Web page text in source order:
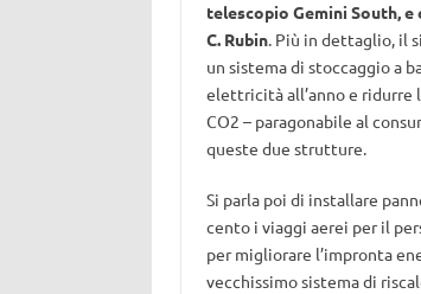
telescopio Gemini South,
C. Rubin. Più in dettaglio, il
un sistema di stoccaggio a
elettricità all’anno e ridurre
CO2 – paragonabile al
queste due strutture.
Si parla poi di installare
cento i viaggi aerei per il
per migliorare l’impronta
vecchissimo sistema di